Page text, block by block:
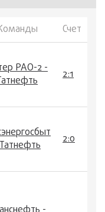
Счет
РАО-2 -
2:1
2:0